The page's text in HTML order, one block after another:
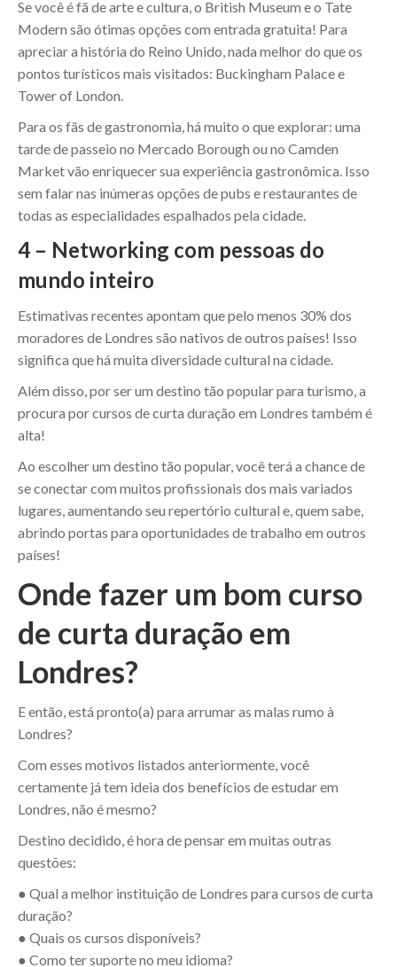
Se você é fã de arte e cultura, o British Museum e o Tate
Modern são ótimas opções com entrada gratuita! Para
apreciar a história do Reino Unido, nada melhor do que os
pontos turísticos mais visitados: Buckingham Palace e
Tower of London.
Para os fãs de gastronomia, há muito o que explorar: uma
tarde de passeio no Mercado Borough ou no Camden
Market vão enriquecer sua experiência gastronômica. Isso
sem falar nas inúmeras opções de pubs e restaurantes de
todas as especialidades espalhados pela cidade.
4 – Networking com pessoas do
mundo inteiro
Estimativas recentes apontam que pelo menos 30% dos
moradores de Londres são nativos de outros países! Isso
significa que há muita diversidade cultural na cidade.
Além disso, por ser um destino tão popular para turismo, a
procura por cursos de curta duração em Londres também é
alta!
Ao escolher um destino tão popular, você terá a chance de
se conectar com muitos profissionais dos mais variados
lugares, aumentando seu repertório cultural e, quem sabe,
abrindo portas para oportunidades de trabalho em outros
países!
Onde fazer um bom curso
de curta duração em
Londres?
E então, está pronto(a) para arrumar as malas rumo à
Londres?
Com esses motivos listados anteriormente, você
certamente já tem ideia dos benefícios de estudar em
Londres, não é mesmo?
Destino decidido, é hora de pensar em muitas outras
questões:
● Qual a melhor instituição de Londres para cursos de curta
duração?
● Quais os cursos disponíveis?
● Como ter suporte no meu idioma?